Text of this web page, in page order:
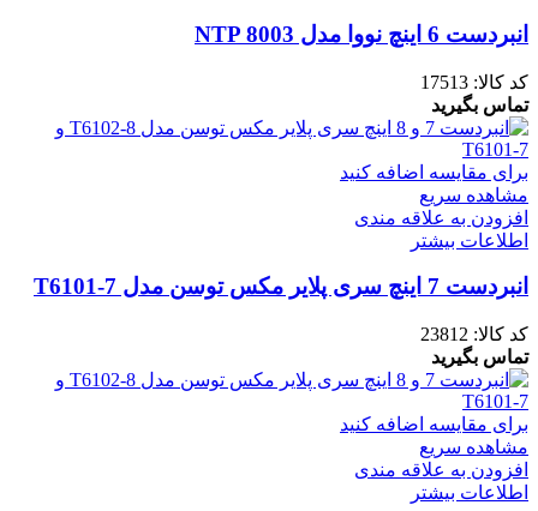
انبردست 6 اینچ نووا مدل NTP 8003
کد کالا: 17513
تماس بگیرید
برای مقایسه اضافه کنید
مشاهده سریع
افزودن به علاقه مندی
اطلاعات بیشتر
انبردست 7 اینچ سری پلایر مکس توسن مدل T6101-7
کد کالا: 23812
تماس بگیرید
برای مقایسه اضافه کنید
مشاهده سریع
افزودن به علاقه مندی
اطلاعات بیشتر